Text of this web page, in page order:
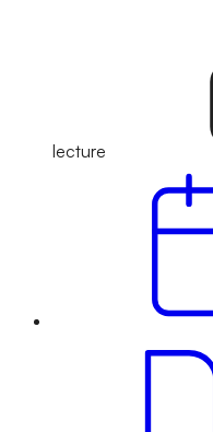
lecture